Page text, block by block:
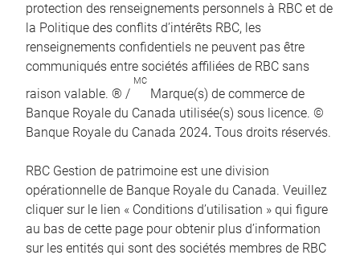
protection des renseignements personnels à RBC et de
la Politique des conflits d’intérêts RBC, les
renseignements confidentiels ne peuvent pas être
communiqués entre sociétés affiliées de RBC sans
raison valable. ® /
MC
Marque(s) de commerce de
Banque Royale du Canada utilisée(s) sous licence. ©
Banque Royale du Canada 2024. Tous droits réservés.
RBC Gestion de patrimoine est une division
opérationnelle de Banque Royale du Canada. Veuillez
cliquer sur le lien « Conditions d’utilisation » qui figure
au bas de cette page pour obtenir plus d’information
sur les entités qui sont des sociétés membres de RBC